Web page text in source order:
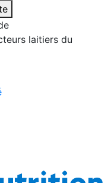
laitiers du